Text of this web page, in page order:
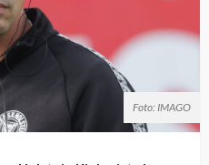
Foto: IMAGO